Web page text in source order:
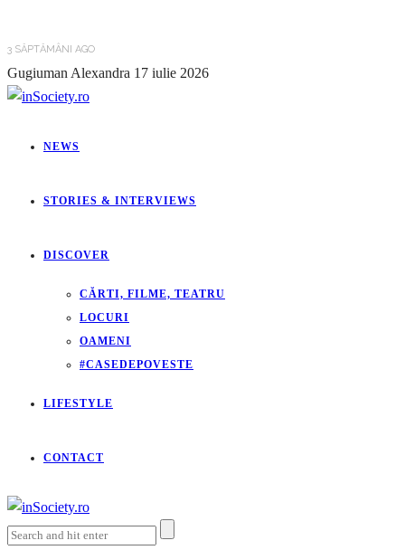
3 SĂPTĂMÂNI AGO
Gugiuman Alexandra 17 iulie 2026
NEWS
STORIES & INTERVIEWS
DISCOVER
CĂRTI, FILME, TEATRU
LOCURI
OAMENI
#CASEDEPOVESTE
LIFESTYLE
CONTACT